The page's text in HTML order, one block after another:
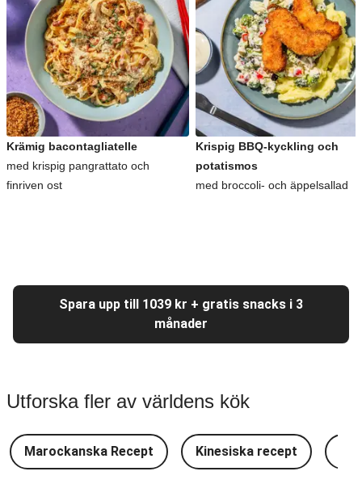
Krämig bacontagliatelle
med krispig pangrattato och
finriven ost
Krispig BBQ-kyckling och
potatismos
med broccoli- och äppelsallad
Spara upp till 1039 kr + gratis snacks i 3
månader
Utforska fler av världens kök
Marockanska Recept Kinesiska recept